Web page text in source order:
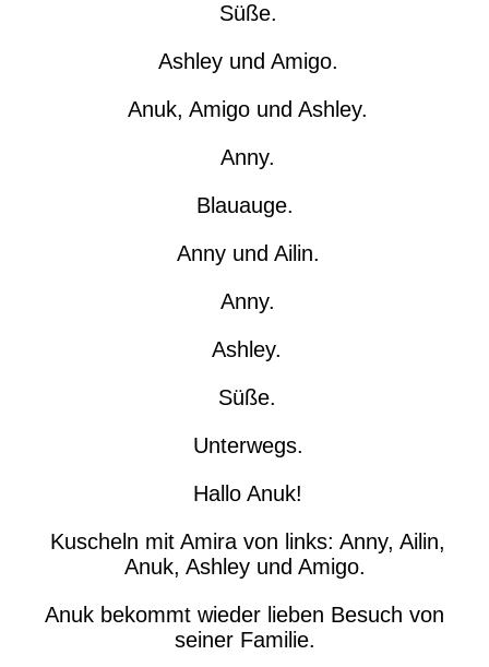
Süße.
Ashley und Amigo.
Anuk, Amigo und Ashley.
Anny.
Blauauge.
Anny und Ailin.
Anny.
Ashley.
Süße.
Unterwegs.
Hallo Anuk!
Kuscheln mit Amira von links: Anny, Ailin,
Anuk, Ashley und Amigo.
Anuk bekommt wieder lieben Besuch von
seiner Familie.